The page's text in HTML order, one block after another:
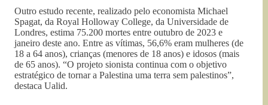
Outro estudo recente, realizado pelo economista Michael
Spagat, da Royal Holloway College, da Universidade de
Londres, estima 75.200 mortes entre outubro de 2023 e
janeiro deste ano. Entre as vítimas, 56,6% eram mulheres (de
18 a 64 anos), crianças (menores de 18 anos) e idosos (mais
de 65 anos). “O projeto sionista continua com o objetivo
estratégico de tornar a Palestina uma terra sem palestinos”,
destaca Ualid.